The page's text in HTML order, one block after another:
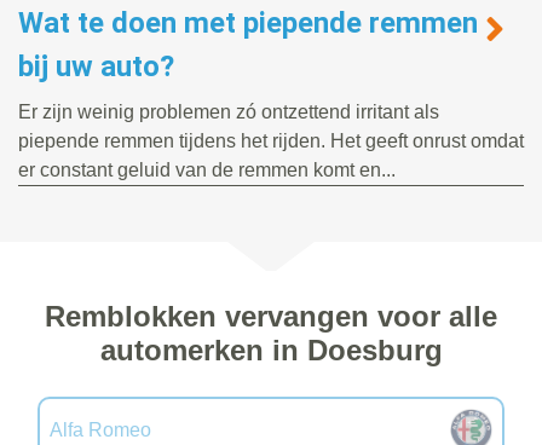
Wat te doen met piepende remmen
bij uw auto?
Er zijn weinig problemen zó ontzettend irritant als
piepende remmen tijdens het rijden. Het geeft onrust omdat
er constant geluid van de remmen komt en...
Remblokken vervangen voor alle
automerken in Doesburg
Alfa Romeo